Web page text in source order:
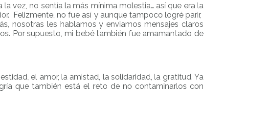
vez, no sentía la más mínima molestia… así que era la
Felizmente, no fue así y aunque tampoco logré parir,
nosotras les hablamos y enviamos mensajes claros
Por supuesto, mi bebé también fue amamantado de
el amor, la amistad, la solidaridad, la gratitud. Ya
que también está el reto de no contaminarlos con